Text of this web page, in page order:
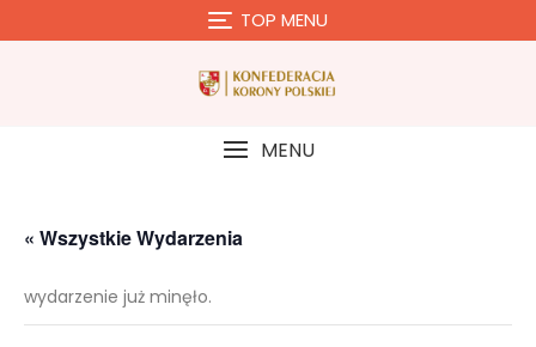
to
TOP MENU
MENU
« Wszystkie Wydarzenia
wydarzenie już minęło.